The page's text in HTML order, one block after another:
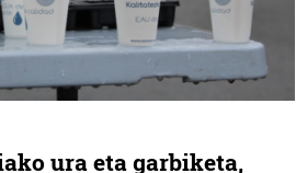
ura eta garbiketa,